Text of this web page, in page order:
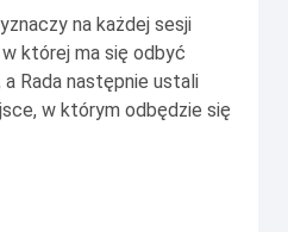
na każdej sesji
której ma się odbyć
Rada następnie ustali
w którym odbędzie się